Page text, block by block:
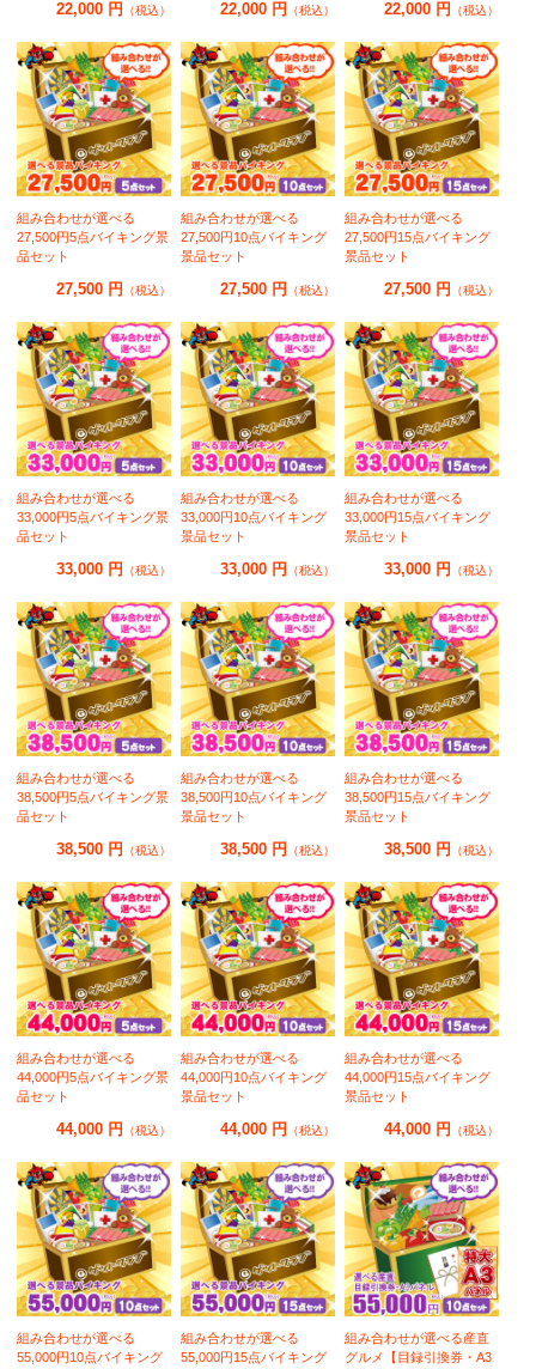
22,000 円 （税込） 22,000 円 （税込） 22,000 円 （税込）
組み合わせが選べる
27,500円5点バイキング景
品セット
27,500 円 （税込）
組み合わせが選べる
27,500円10点バイキング
景品セット
27,500 円 （税込）
組み合わせが選べる
27,500円15点バイキング
景品セット
27,500 円 （税込）
組み合わせが選べる
33,000円5点バイキング景
品セット
33,000 円 （税込）
組み合わせが選べる
33,000円10点バイキング
景品セット
33,000 円 （税込）
組み合わせが選べる
33,000円15点バイキング
景品セット
33,000 円 （税込）
組み合わせが選べる
38,500円5点バイキング景
品セット
38,500 円 （税込）
組み合わせが選べる
38,500円10点バイキング
景品セット
38,500 円 （税込）
組み合わせが選べる
38,500円15点バイキング
景品セット
38,500 円 （税込）
組み合わせが選べる
44,000円5点バイキング景
品セット
44,000 円 （税込）
組み合わせが選べる
44,000円10点バイキング
景品セット
44,000 円 （税込）
組み合わせが選べる
44,000円15点バイキング
景品セット
44,000 円 （税込）
組み合わせが選べる
55,000円10点バイキング
組み合わせが選べる
55,000円15点バイキング
組み合わせが選べる産直
グルメ【目録引換券・A3